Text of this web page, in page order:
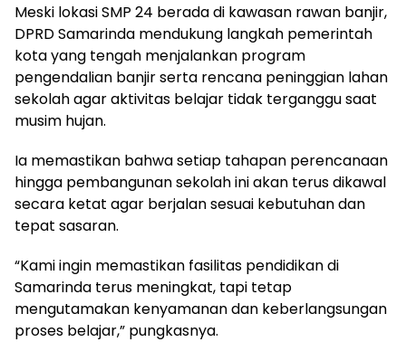
Meski lokasi SMP 24 berada di kawasan rawan banjir,
DPRD Samarinda mendukung langkah pemerintah
kota yang tengah menjalankan program
pengendalian banjir serta rencana peninggian lahan
sekolah agar aktivitas belajar tidak terganggu saat
musim hujan.
Ia memastikan bahwa setiap tahapan perencanaan
hingga pembangunan sekolah ini akan terus dikawal
secara ketat agar berjalan sesuai kebutuhan dan
tepat sasaran.
“Kami ingin memastikan fasilitas pendidikan di
Samarinda terus meningkat, tapi tetap
mengutamakan kenyamanan dan keberlangsungan
proses belajar,” pungkasnya.